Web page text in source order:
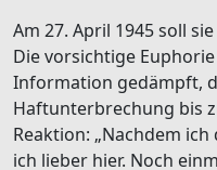
Am 27. April 1945 soll
Die vorsichtige
Information gedämpft,
Haftunterbrechung bis
Reaktion: „Nachdem
ich lieber hier. Noch